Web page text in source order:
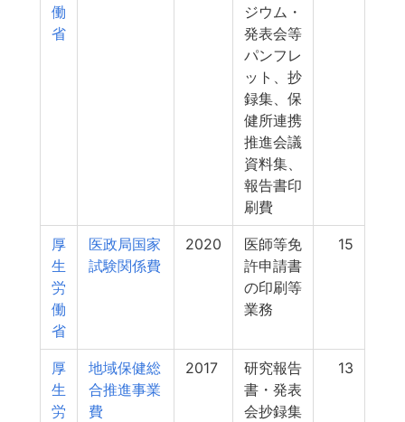
働
省
ジウム・
発表会等
パンフレ
ット、抄
録集、保
健所連携
推進会議
資料集、
報告書印
刷費
厚
生
労
働
省
医政局国家
試験関係費
2020
医師等免
許申請書
の印刷等
業務
15
厚
生
労
地域保健総
合推進事業
費
2017
研究報告
書・発表
会抄録集
13